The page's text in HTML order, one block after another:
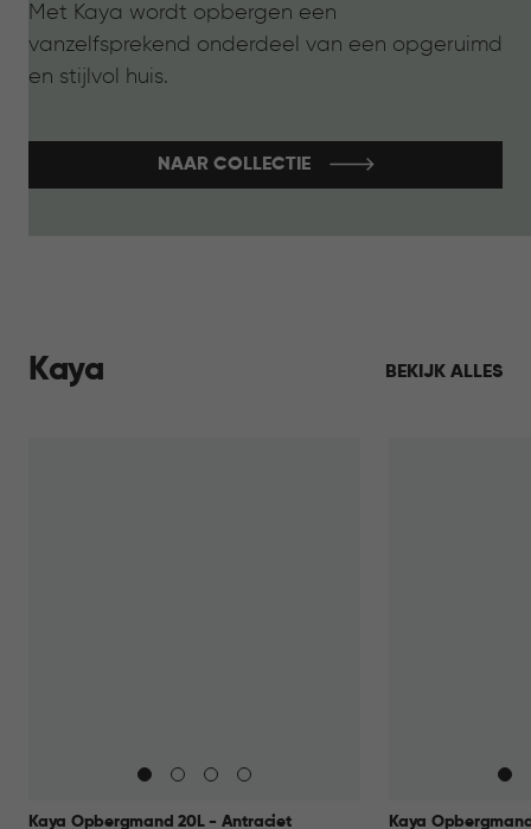
Met Kaya wordt opbergen een
vanzelfsprekend onderdeel van een opgeruimd
en stijlvol huis.
NAAR COLLECTIE
Kaya BEKIJK ALLES
Kaya Opbergmand 20L - Antraciet Kaya